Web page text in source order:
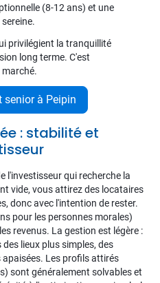
(8-12 ans) et une
privilégient la tranquillité
long terme. C'est
marché.
senior à Peipin
: stabilité et
l'investisseur qui recherche la
vide, vous attirez des locataires
donc avec l'intention de rester.
pour les personnes morales)
revenus. La gestion est légère :
lieux plus simples, des
Les profils attirés
sont généralement solvables et